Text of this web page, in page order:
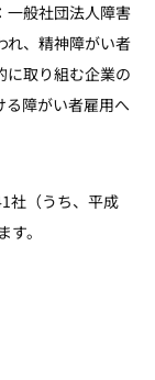
一般社団法人障害
れ、精神障がい者
に取り組む企業の
る障がい者雇用へ
社（うち、平成
。